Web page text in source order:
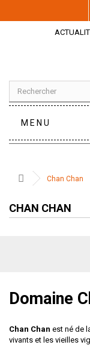
MENU
Chan Chan
CHAN CHAN
Domaine
Chan Chan est né de
vivants et les vieilles